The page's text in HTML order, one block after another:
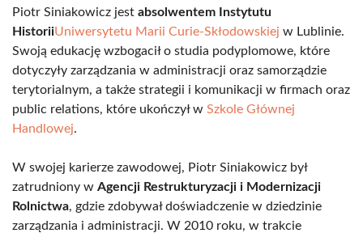
Piotr Siniakowicz jest absolwentem Instytutu
HistoriiUniwersytetu Marii Curie-Skłodowskiej w Lublinie.
Swoją edukację wzbogacił o studia podyplomowe, które
dotyczyły zarządzania w administracji oraz samorządzie
terytorialnym, a także strategii i komunikacji w firmach oraz
public relations, które ukończył w Szkole Głównej
Handlowej.
W swojej karierze zawodowej, Piotr Siniakowicz był
zatrudniony w Agencji Restrukturyzacji i Modernizacji
Rolnictwa, gdzie zdobywał doświadczenie w dziedzinie
zarządzania i administracji. W 2010 roku, w trakcie